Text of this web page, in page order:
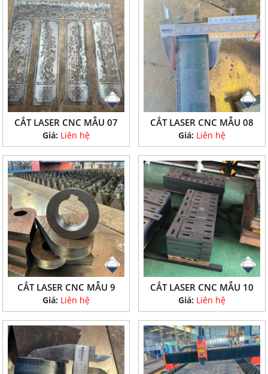
CẮT LASER CNC MẪU 07
Giá: Liên hệ
CẮT LASER CNC MẪU 08
Giá: Liên hệ
CẮT LASER CNC MẪU 9
Giá: Liên hệ
CẮT LASER CNC MẪU 10
Giá: Liên hệ